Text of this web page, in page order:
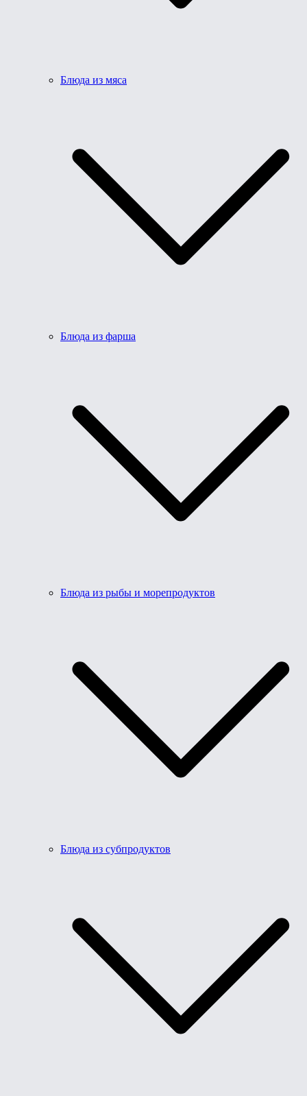
Блюда из мяса
Блюда из фарша
Блюда из рыбы и морепродуктов
Блюда из субпродуктов